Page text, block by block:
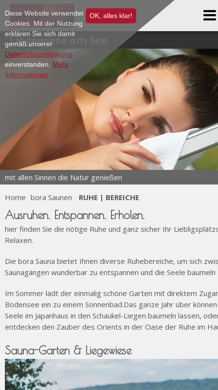
Karriere
AGB
Events & News
Impressum
Gutschein shop
Reine Männersache
Solarium
Bestellung Kosmetikprodukte
Terminanfrage
Restaurant
bora | BIERGARTEN
Ruhe|Bereiche
Solarium
bora Webshop
bora Webshop
Liegewiese am See
mit allen Sinnen die Natur genießen
Totale Entspannung
Schweben Sie ins Land der Träume.
Home bora Saunen RUHE | BEREICHE
Ausruhen. Entspannen. Erholen.
hier finden Sie die nötige Ruhe und ganz sicher Ihr
Relaxen.
Die bora Sauna bietet Ihnen diverse Ruhebereiche, um sich
Saunagängen wunderbar zu entspannen und die Seele baumeln
Im Sommer lädt der einmalig schöne Garten mit direktem
Bodensee ein zu einem Sonnenbad.Das ganze Jahr über
Seele im Japanhaus in den Schaukel-Liegen baumeln lassen,
entdecken den Zauber des Orients in der Oase der Ruhe im
Sauna-Garten & Liegewiese
OK, alles klar!
Diese Website verwendet
Cookies. Mit der Nutzung
erklären Sie sich damit
gemäß unserer
Datenschutzerklärung
einverstanden. Mehr
Informationen